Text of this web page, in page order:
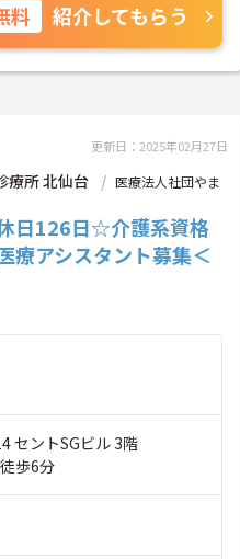
料 紹介してもらう
更新日：2025年02月27日
療所 北仙台
医療法人社団やま
日126日☆介護系資格
療アシスタント募集＜
セントSGビル 3階
歩6分